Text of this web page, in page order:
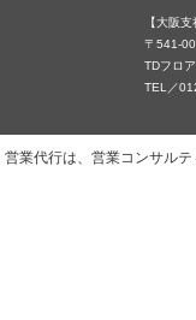
【大阪支
〒541-
TDフロ
TEL／
営業代行は、営業コンサル